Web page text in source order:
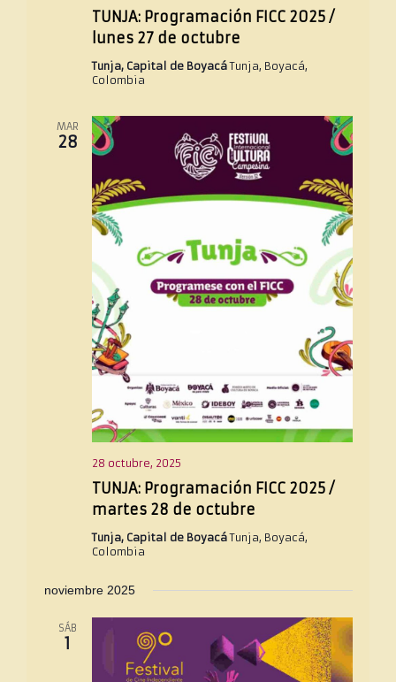
TUNJA: Programación FICC 2025 /
lunes 27 de octubre
Tunja, Capital de BoyacáTunja, Boyacá,
Colombia
MAR
28
TUNJA: Programación FICC 2025 /
martes 28 de octubre
28 octubre, 2025
Tunja, Capital de BoyacáTunja, Boyacá,
Colombia
noviembre 2025
SÁB
1